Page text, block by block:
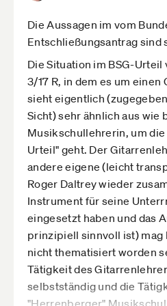
Die Aussagen im vom
Entschließungsantrag sind
Die Situation im BSG-Urteil
3/17 R, in dem es um
sieht eigentlich
Sicht) sehr ähnlich aus wie
Musikschullehrerin, um
Urteil" geht. Der
andere eigene (leicht
Roger Daltrey wieder
Instrument für seine
eingesetzt haben und das
prinzipiell sinnvoll ist)
nicht thematisiert worden
Tätigkeit des
selbstständig und die
"Herrenberger"